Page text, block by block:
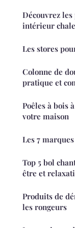
Découvrez
intérieur
Les stores
Colonne de
pratique et
Poêles à bois
votre maison
Les 7
Top 5 bol
être et
Produits de
les rongeurs